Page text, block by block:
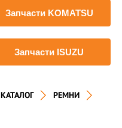
Запчасти KOMATSU
Запчасти ISUZU
КАТАЛОГ
РЕМНИ